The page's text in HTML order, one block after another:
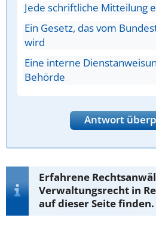
Jede schriftliche Mitteilung
Ein Gesetz, das vom
wird
Eine interne
Behörde
Antwort
Erfahrene
Verwaltungsrecht in
auf dieser Seite finden.